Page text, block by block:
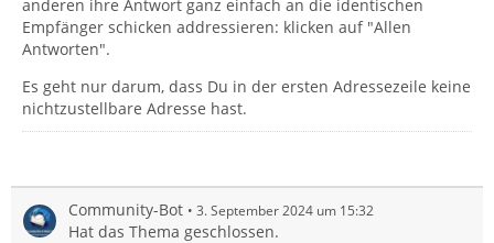
anderen ihre Antwort ganz einfach an die identischen
Empfänger schicken addressieren: klicken auf "Allen
Antworten".
Es geht nur darum, dass Du in der ersten Adressezeile keine
nichtzustellbare Adresse hast.
Community-Bot 3. September 2024 um 15:32
Hat das Thema geschlossen.